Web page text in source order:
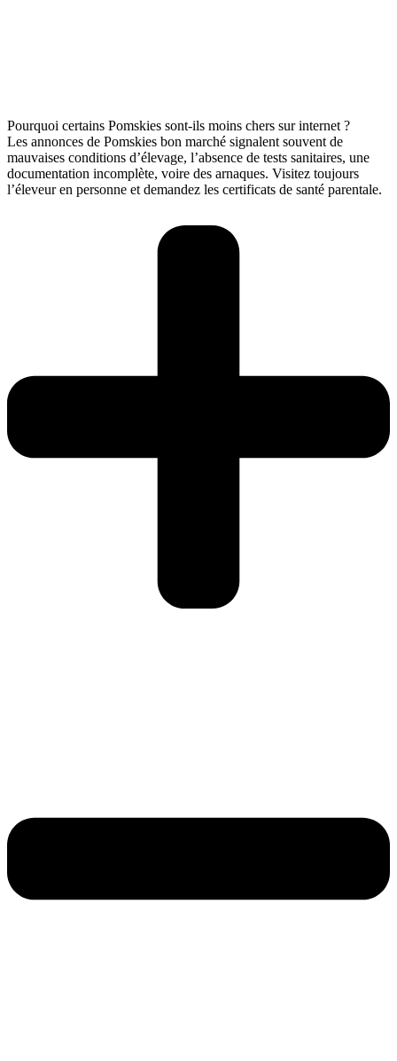
Pourquoi certains Pomskies sont-ils moins chers sur internet ?
Les annonces de Pomskies bon marché signalent souvent de
mauvaises conditions d’élevage, l’absence de tests sanitaires, une
documentation incomplète, voire des arnaques. Visitez toujours
l’éleveur en personne et demandez les certificats de santé parentale.